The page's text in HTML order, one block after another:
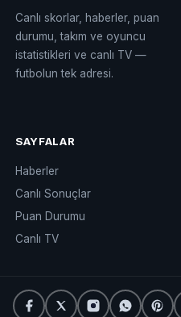
Canlı skorlar, haberler, puan
durumu, takım ve oyuncu
istatistikleri ve canlı TV —
futbolun tek adresi.
SAYFALAR
Haberler
Canlı Sonuçlar
Puan Durumu
Canlı TV